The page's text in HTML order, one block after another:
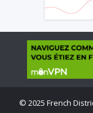
© 2025 French